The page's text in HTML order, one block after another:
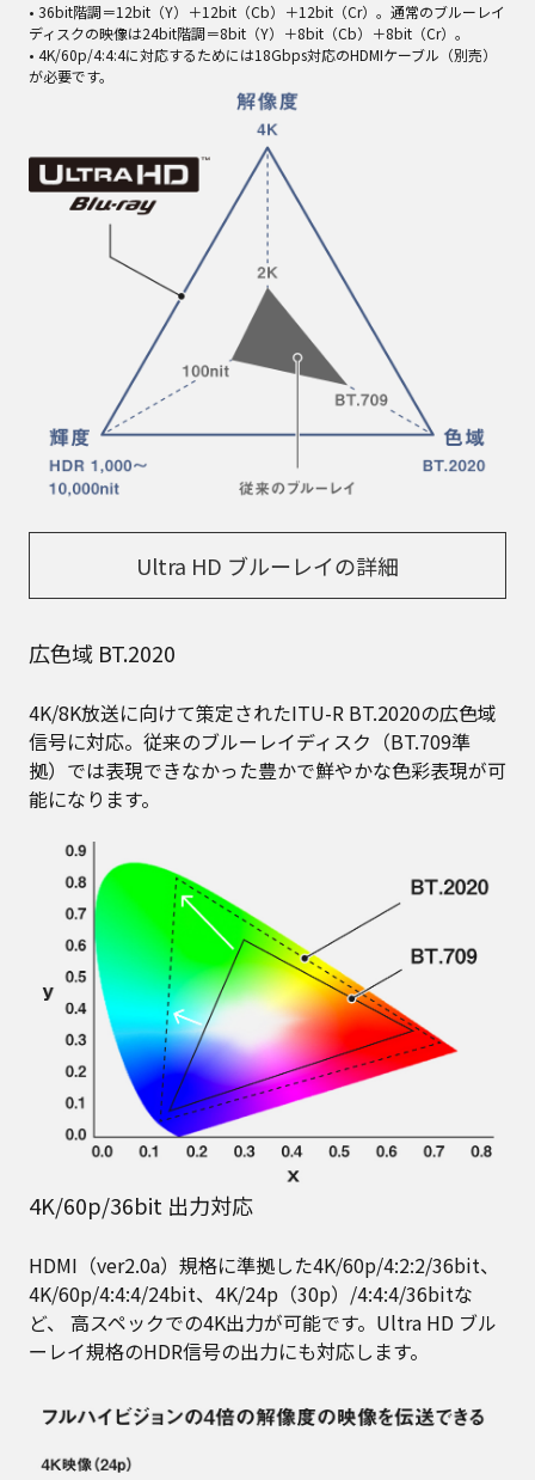
• 36bit階調＝12bit（Y）＋12bit（Cb）＋12bit（Cr）。通常のブルーレイ
ディスクの映像は24bit階調＝8bit（Y）＋8bit（Cb）＋8bit（Cr）。
• 4K/60p/4:4:4に対応するためには18Gbps対応のHDMIケーブル（別売）
が必要です。
Ultra HD ブルーレイの詳細
広色域 BT.2020
4K/8K放送に向けて策定されたITU-R BT.2020の広色域
信号に対応。従来のブルーレイディスク（BT.709準
拠）では表現できなかった豊かで鮮やかな色彩表現が可
能になります。
4K/60p/36bit 出力対応
HDMI（ver2.0a）規格に準拠した4K/60p/4:2:2/36bit、
4K/60p/4:4:4/24bit、4K/24p（30p）/4:4:4/36bitな
ど、 高スペックでの4K出力が可能です。Ultra HD ブル
ーレイ規格のHDR信号の出力にも対応します。